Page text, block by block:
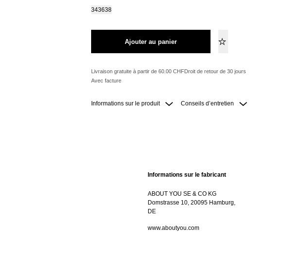
343638
Ajouter au panier
Livraison gratuite à partir de 60.00 CHFDroit de retour de 30 jours
Avec facture
Informations sur le produit Conseils d’entretien
Informations sur le fabricant
ABOUT YOU SE & CO KG
Domstrasse 10, 20095 Hamburg,
DE
www.aboutyou.com